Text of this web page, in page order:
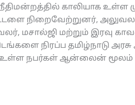
காலியாக உள்ள
நிறைவேற்றுனர்,
மசால்ஜி மற்றும் இரவு
நிரப்ப தமிழ்நாடு அரசு
உள்ள நபர்கள் ஆன்லைன் மூலம்